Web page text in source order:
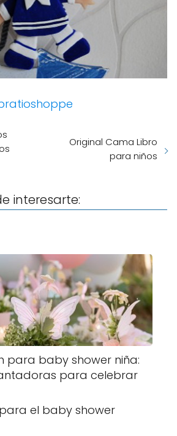
Original Cama Libro
para niños
interesarte:
para baby shower niña:
para celebrar
el baby shower